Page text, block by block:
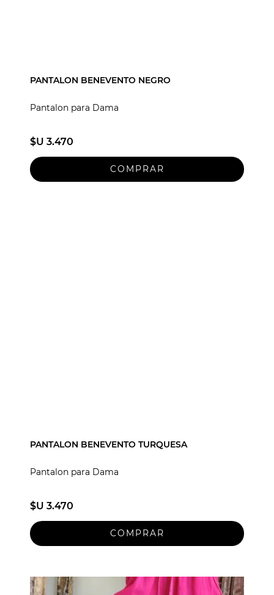
PANTALON BENEVENTO NEGRO
Pantalon para Dama
$U 3.470
PANTALON BENEVENTO TURQUESA
Pantalon para Dama
$U 3.470